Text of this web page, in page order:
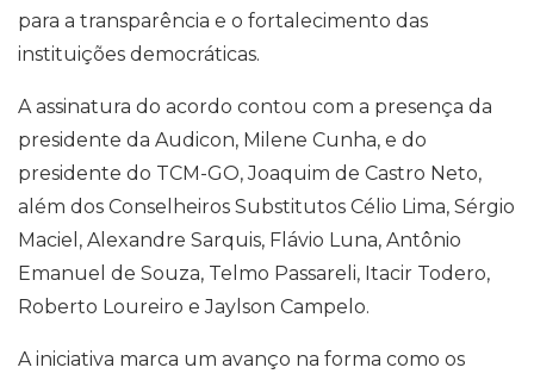
para a transparência e o fortalecimento das
instituições democráticas.
A assinatura do acordo contou com a presença da
presidente da Audicon, Milene Cunha, e do
presidente do TCM-GO, Joaquim de Castro Neto,
além dos Conselheiros Substitutos Célio Lima, Sérgio
Maciel, Alexandre Sarquis, Flávio Luna, Antônio
Emanuel de Souza, Telmo Passareli, Itacir Todero,
Roberto Loureiro e Jaylson Campelo.
A iniciativa marca um avanço na forma como os